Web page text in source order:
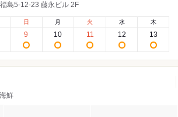
島5-12-23 藤永ビル 2F
日
9
月
10
火
11
水
12
木
13
鮮